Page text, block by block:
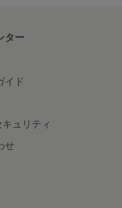
ター
イド
ュリティ
せ